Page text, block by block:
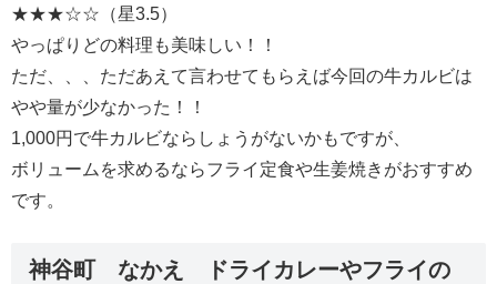
★★★☆☆（星3.5）
やっぱりどの料理も美味しい！！
ただ、、、ただあえて言わせてもらえば今回の牛カルビは
やや量が少なかった！！
1,000円で牛カルビならしょうがないかもですが、
ボリュームを求めるならフライ定食や生姜焼きがおすすめ
です。
神谷町 なかえ ドライカレーやフライの